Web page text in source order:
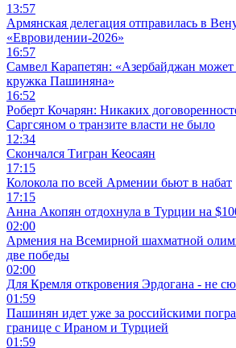
13:57
Армянская делегация отправилась в
«Евровидении-2026»
16:57
Самвел Карапетян: «Азербайджан
кружка Пашиняна»
16:52
Роберт Кочарян: Никаких
Саргсяном о транзите власти не было
12:34
Скончался Тигран Кеосаян
17:15
Колокола по всей Армении бьют в набат
17:15
Анна Акопян отдохнула в Турции на
02:00
Армения на Всемирной шахматной
две победы
02:00
Для Кремля откровения Эрдогана - не
01:59
Пашинян идет уже за российскими
границе с Ираном и Турцией
01:59